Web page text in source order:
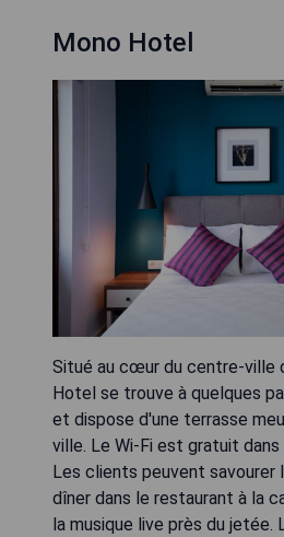
Mono Hotel
Situé au cœur du centre-ville
Hotel se trouve à quelques
et dispose d'une terrasse
ville. Le Wi-Fi est gratuit
Les clients peuvent savourer
dîner dans le restaurant à la
la musique live près du jetée.